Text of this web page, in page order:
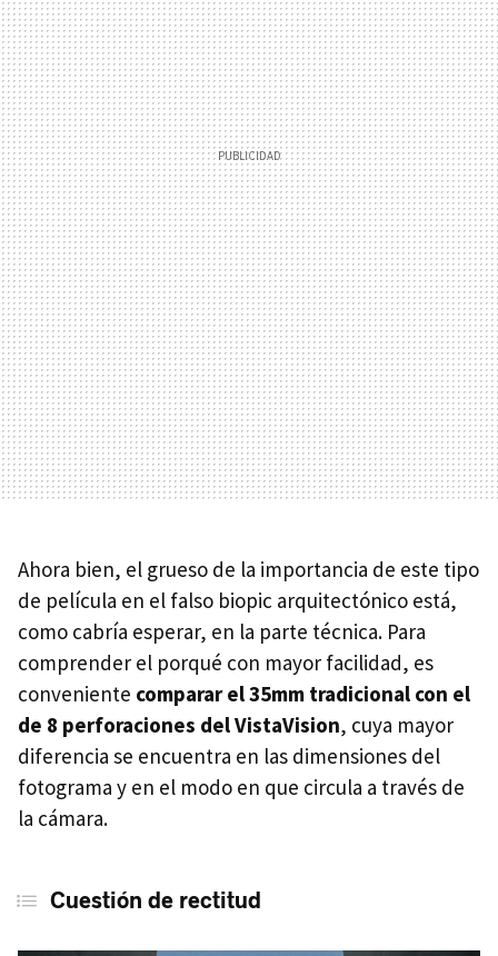
Ahora bien, el grueso de la importancia de este tipo
de película en el falso biopic arquitectónico está,
como cabría esperar, en la parte técnica. Para
comprender el porqué con mayor facilidad, es
conveniente comparar el 35mm tradicional con el
de 8 perforaciones del VistaVision, cuya mayor
diferencia se encuentra en las dimensiones del
fotograma y en el modo en que circula a través de
la cámara.
Cuestión de rectitud